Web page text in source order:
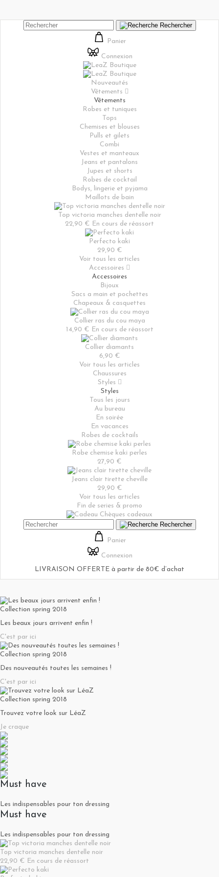
Rechercher
Panier
Connexion
Nouveautés
Vêtements 
Vêtements
Robes et tuniques
Tops
Chemises et blouses
Pulls et gilets
Combi
Vestes et manteaux
Jeans et pantalons
Jupes et shorts
Robes de cocktail
Bodys, lingerie et pyjama
Maillots de bain
Top victoria manches dentelle noir
22,90 € En cours de réassort
Perfecto kaki
29,90 €
Voir tous les articles
Accessoires 
Accessoires
Bijoux
Sacs a main et pochettes
Chapeaux & casquettes
Collier ras du cou maya
14,90 € En cours de réassort
Collier diamants
6,90 €
Voir tous les articles
Chaussures
Styles 
Styles
Tous les jours
Au bureau
En soirée
En vacances
Robes de cocktails
Robe chemise kaki perles
27,90 €
Jeans clair tirette cheville
29,90 €
Voir tous les articles
Fin de series & promo
Chèques cadeaux
Rechercher
Panier
Connexion
LIVRAISON OFFERTE à partir de 80€ d’achat
Collection spring 2018
Les beaux jours arrivent enfin !
C'est par ici
Collection spring 2018
Des nouveautés toutes les semaines !
C'est par ici
Collection spring 2018
Trouvez votre look sur LéaZ
Je craque
Must have
Les indispensables pour ton dressing
Must have
Les indispensables pour ton dressing
Top victoria manches dentelle noir
22,90 € En cours de réassort